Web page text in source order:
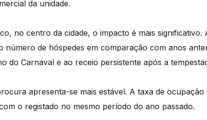
da unidade.
no centro da cidade, o impacto é mais significativo.
número de hóspedes em comparação com anos
do Carnaval e ao receio persistente após a
apresenta-se mais estável. A taxa de
o registado no mesmo período do ano passado.